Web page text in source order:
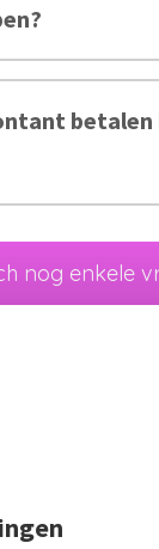
betalen
nog enkele